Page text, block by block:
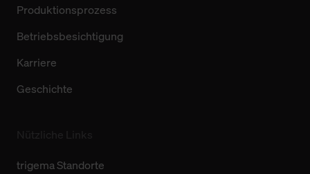
Produktionsprozess
Betriebsbesichtigung
Karriere
Geschichte
trigema Standorte